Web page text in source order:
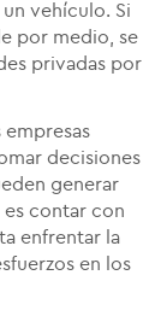
vehículo. Si
por medio, se
privadas por
empresas
decisiones
generar
contar con
enfrentar la
en los